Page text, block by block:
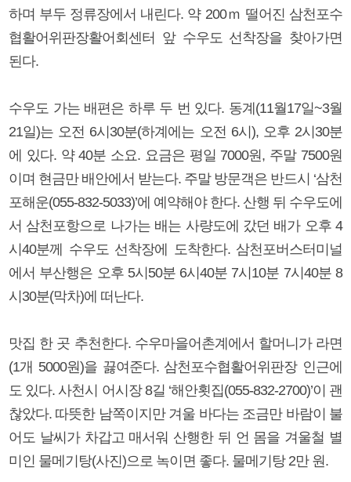
하며 부두 정류장에서 내린다. 약 200ｍ 떨어진 삼천포수
협활어위판장활어회센터 앞 수우도 선착장을 찾아가면
된다.
수우도 가는 배편은 하루 두 번 있다. 동계(11월17일~3월
21일)는 오전 6시30분(하계에는 오전 6시), 오후 2시30분
에 있다. 약 40분 소요. 요금은 평일 7000원, 주말 7500원
이며 현금만 배안에서 받는다. 주말 방문객은 반드시 ‘삼천
포해운(055-832-5033)’에 예약해야 한다. 산행 뒤 수우도에
서 삼천포항으로 나가는 배는 사량도에 갔던 배가 오후 4
시40분께 수우도 선착장에 도착한다. 삼천포버스터미널
에서 부산행은 오후 5시50분 6시40분 7시10분 7시40분 8
시30분(막차)에 떠난다.
맛집 한 곳 추천한다. 수우마을어촌계에서 할머니가 라면
(1개 5000원)을 끓여준다. 삼천포수협활어위판장 인근에
도 있다. 사천시 어시장 8길 ‘해안횟집(055-832-2700)’이 괜
찮았다. 따뜻한 남쪽이지만 겨울 바다는 조금만 바람이 불
어도 날씨가 차갑고 매서워 산행한 뒤 언 몸을 겨울철 별
미인 물메기탕(사진)으로 녹이면 좋다. 물메기탕 2만 원.